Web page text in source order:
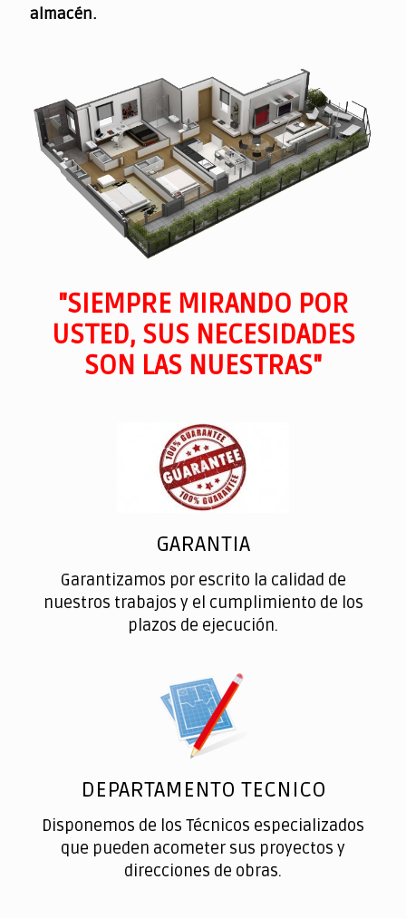
almacén.
"SIEMPRE MIRANDO POR
USTED, SUS NECESIDADES
SON LAS NUESTRAS"
GARANTIA
Garantizamos por escrito la calidad de
nuestros trabajos y el cumplimiento de los
plazos de ejecución.
DEPARTAMENTO TECNICO
Disponemos de los Técnicos especializados
que pueden acometer sus proyectos y
direcciones de obras.